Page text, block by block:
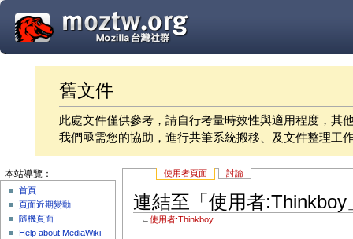
舊文件
此處文件僅供參考，請自行考量時效性與適用程度，其
我們亟需您的協助，進行共筆系統搬移、及文件整理工
使用者頁面 討論
連結至「使用者:Thinkboy
←使用者:Thinkboy
本站導覽：
首頁
頁面近期變動
隨機頁面
Help about MediaWiki